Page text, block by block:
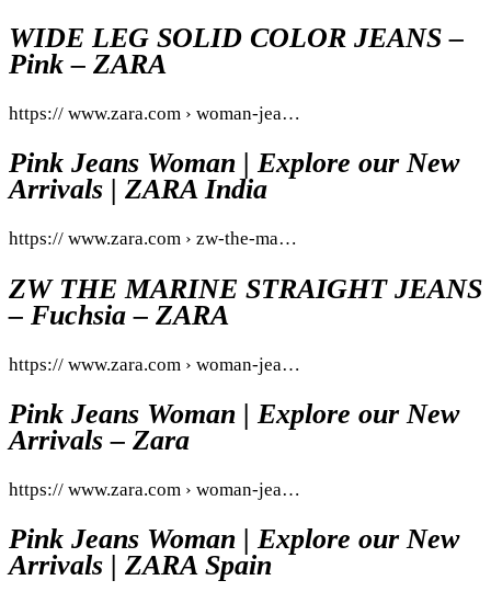
WIDE LEG SOLID COLOR JEANS –
Pink – ZARA
https:// www.zara.com › woman-jea…
Pink Jeans Woman | Explore our New
Arrivals | ZARA India
https:// www.zara.com › zw-the-ma…
ZW THE MARINE STRAIGHT JEANS
– Fuchsia – ZARA
https:// www.zara.com › woman-jea…
Pink Jeans Woman | Explore our New
Arrivals – Zara
https:// www.zara.com › woman-jea…
Pink Jeans Woman | Explore our New
Arrivals | ZARA Spain